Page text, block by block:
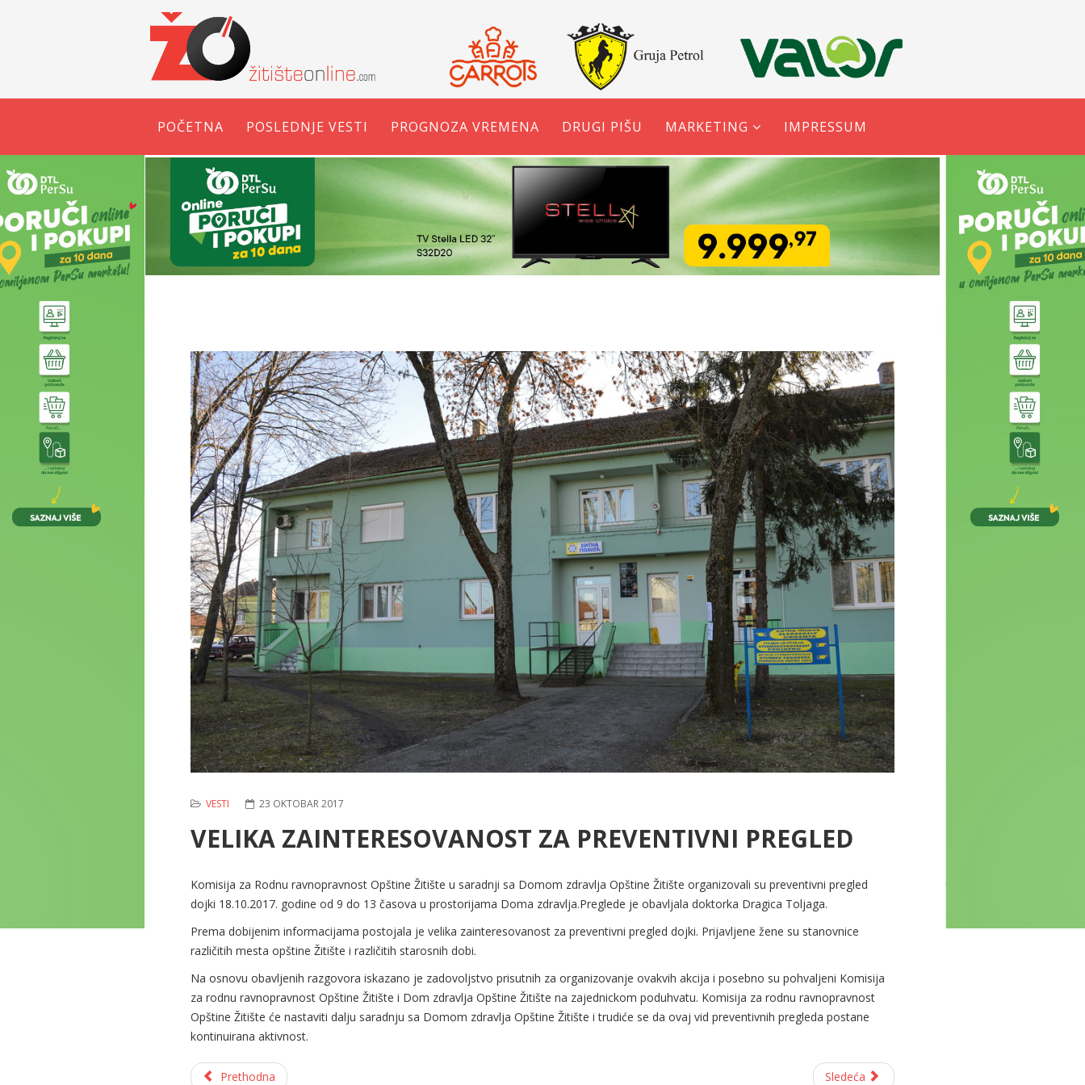
POČETNA POSLEDNJE VESTI PROGNOZA VREMENA DRUGI PIŠU MARKETING IMPRESSUM
VESTI 23 OKTOBAR 2017
VELIKA ZAINTERESOVANOST ZA PREVENTIVNI PREGLED
Komisija za Rodnu ravnopravnost Opštine Žitište u saradnji sa Domom zdravlja Opštine Žitište organizovali su preventivni pregled
dojki 18.10.2017. godine od 9 do 13 časova u prostorijama Doma zdravlja.Preglede je obavljala doktorka Dragica Toljaga.
Prema dobijenim informacijama postojala je velika zainteresovanost za preventivni pregled dojki. Prijavljene žene su stanovnice
različitih mesta opštine Žitište i različitih starosnih dobi.
Na osnovu obavljenih razgovora iskazano je zadovoljstvo prisutnih za organizovanje ovakvih akcija i posebno su pohvaljeni Komisija
za rodnu ravnopravnost Opštine Žitište i Dom zdravlja Opštine Žitište na zajednickom poduhvatu. Komisija za rodnu ravnopravnost
Opštine Žitište će nastaviti dalju saradnju sa Domom zdravlja Opštine Žitište i trudiće se da ovaj vid preventivnih pregleda postane
kontinuirana aktivnost.
Prethodna Sledeća